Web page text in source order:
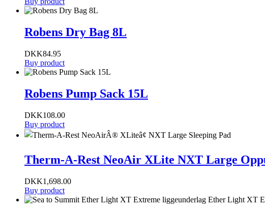
Robens Dry Bag 8L
DKK84.95
Buy product
Robens Pump Sack 15L
DKK108.00
Buy product
Therm-A-Rest NeoAir XLite NXT Large
DKK1,698.00
Buy product